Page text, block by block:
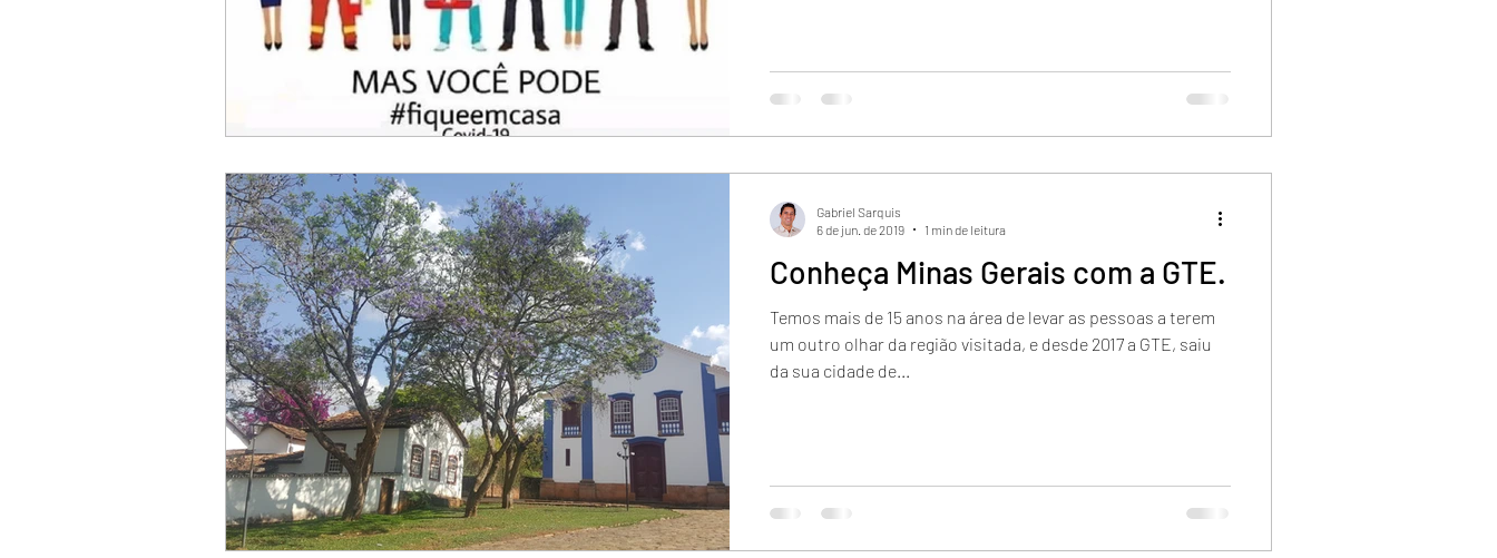
Conheça Minas Gerais com a GTE.
Temos mais de 15 anos na área de levar as pessoas a terem
um outro olhar da região visitada, e desde 2017 a GTE, saiu
da sua cidade de...
Gabriel Sarquis
6 de jun. de 2019
1 min de leitura